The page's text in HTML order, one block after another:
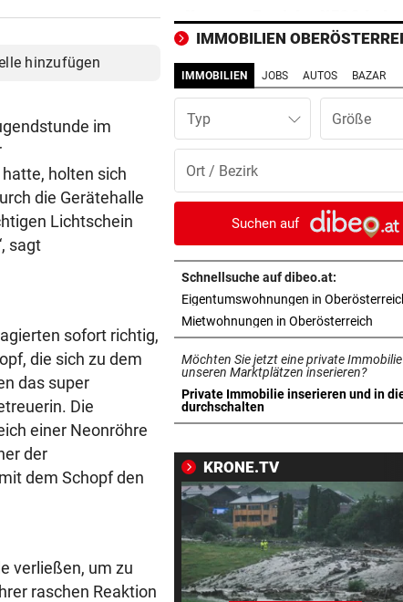
hinzufügen
im
holten sich
die Gerätehalle
Lichtschein
sagt
sofort richtig,
die sich zu dem
das super
Die
einer Neonröhre
der
dem Schopf den
verließen, um zu
raschen Reaktion
Nummer Zwei der NEOS
Politik den Rücken
DRAMA WEGEN DÜRRE vor 5
„Wir haben rund 35
tote Fische entsorgt“
vor
OÖ zulegen“
FÜR SCHNÄPPCHENJÄGER vor
Bald erste Versteigerung von
Raser-Bike in OÖ
BUNDESLIGA IM TICKER
Ried gegen Rapid ab 17 Uhr
BUNDESLIGA IM TICKER vor
Austria Wien gegen LASK ab
BUB VERLETZT
Autofahrerin streift einen
elfjährigen Radfahrer
AUFREGUNG IN OÖ-LIGA vor 18
War dieser Unterhaus-
IMMOBILIEN
IMMOBILIEN JOBS AUTOS BAZAR
Typ
Suchen auf
Schnellsuche auf dibeo.at:
Eigentumswohnungen in
Mietwohnungen in Oberösterreich
Möchten Sie jetzt eine private
unseren Marktplätzen inserieren?
Private Immobilie inserieren und in
durchschalten
in neuem Tab öffnen
KRONE.TV